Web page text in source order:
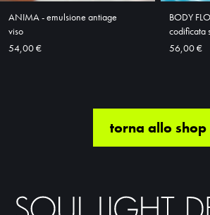
ANIMA - emulsione antiage
viso
54,00 €
BODY
codificata
56,00 €
torna allo shop